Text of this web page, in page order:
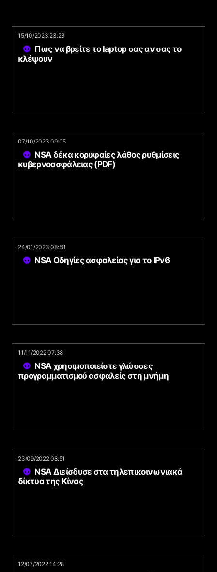
15/10/2023 23:23
Πως να βρείτε το laptop σας αν σας το
κλέψουν
07/10/2023 09:05
NSA δέκα κορυφαίες λάθος ρυθμίσεις
κυβερνοασφάλειας (PDF)
24/01/2023 08:58
NSA Οδηγίες ασφαλείας για το IPv6
11/11/2022 07:38
NSA χρησιμοποιείστε γλώσσες
προγραμματισμού ασφαλείς στη μνήμη
23/09/2022 08:51
NSA Διείσδυσε στα τηλεπικοινωνιακά
δίκτυα της Κίνας
12/07/2022 14:28